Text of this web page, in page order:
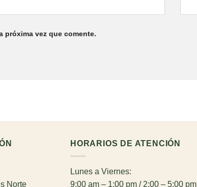
próxima vez que comente.
Norte
HORARIOS DE ATENCIÓN
Lunes a Viernes:
9:00 am – 1:00 pm / 2:00 – 5:00 pm